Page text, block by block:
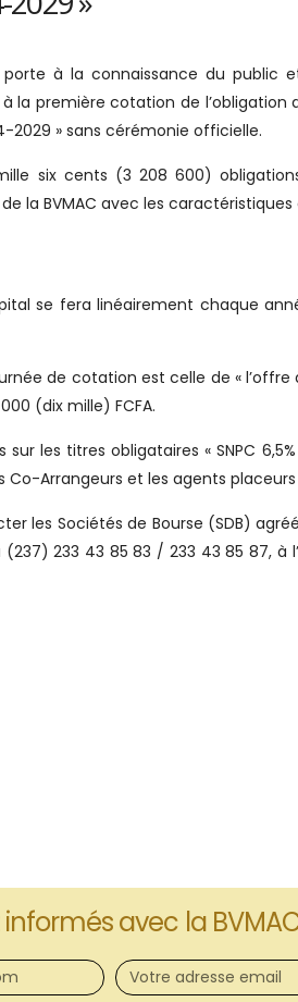
porte à la connaissance du public
la première cotation de l’obligation
2029 » sans cérémonie officielle.
six cents (3 208 600)
la BVMAC avec les caractéristiques
se fera linéairement chaque
de cotation est celle de « l’offre
(dix mille) FCFA.
les titres obligataires « SNPC
Co-Arrangeurs et les agents placeurs
Sociétés de Bourse (SDB)
233 43 85 83 / 233 43 85 87, à
informés avec la